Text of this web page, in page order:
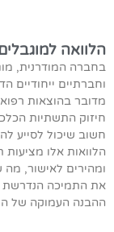
הלוואה
בחברה המודרנית,
וחברתיים ייחודיים
מדובר בהוצאות
חיזוק התשתיות
חשוב שיכול לסייע
הלוואות אלו מציעות
ומהירים לאישור,
את התמיכה הנדרשת
ההבנה העמוקה של